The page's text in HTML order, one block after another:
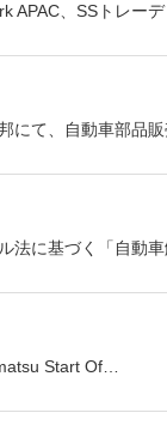
APAC、SSトレー
にて、自動車部品
法に基づく「自動
Start Of…